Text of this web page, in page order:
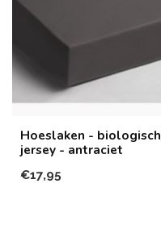
Hoeslaken - biologisch
jersey - antraciet
€17,95